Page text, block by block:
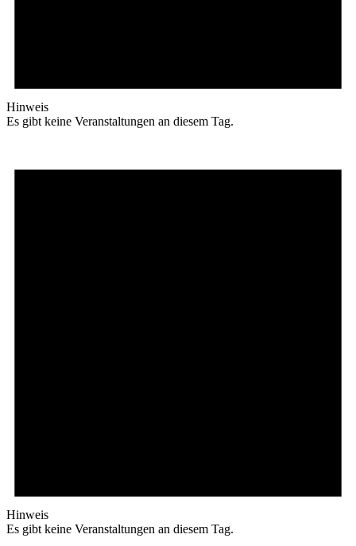
Hinweis
Es gibt keine Veranstaltungen an diesem Tag.
Hinweis
Es gibt keine Veranstaltungen an diesem Tag.